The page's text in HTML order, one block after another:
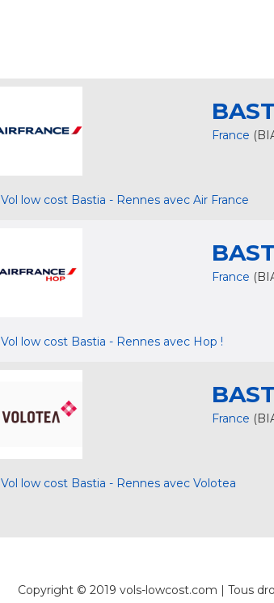
France
Vol low cost Bastia - Rennes avec Air France
France
Vol low cost Bastia - Rennes avec Hop !
France
Vol low cost Bastia - Rennes avec Volotea
Copyright © 2019 vols-lowcost.com | Tous